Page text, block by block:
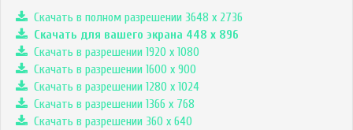
Скачать в полном разрешении 3648 x 2736
Скачать для вашего экрана 448 x 896
Скачать в разрешении 1920 x 1080
Скачать в разрешении 1600 x 900
Скачать в разрешении 1280 x 1024
Скачать в разрешении 1366 x 768
Скачать в разрешении 360 x 640